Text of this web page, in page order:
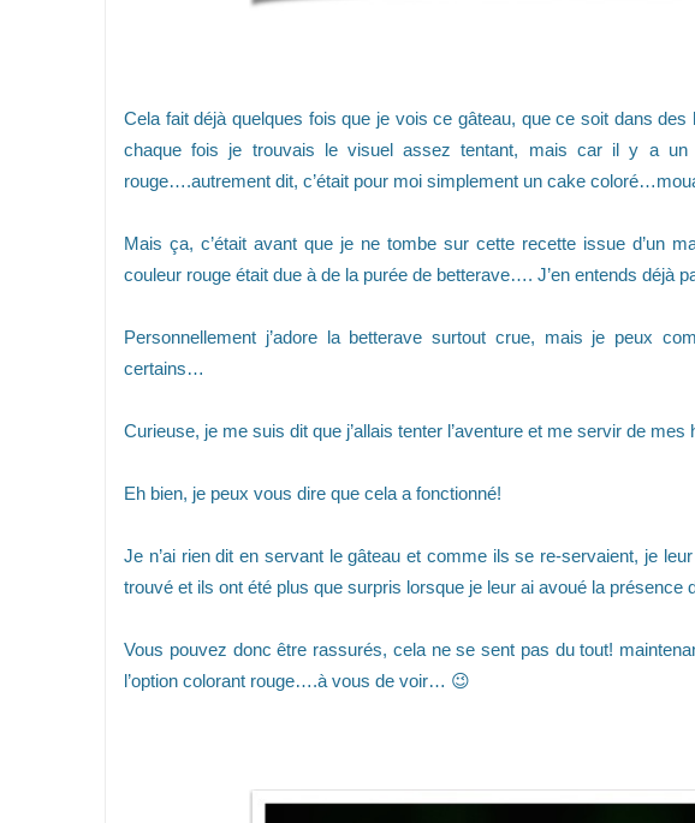
Cela fait déjà quelques fois que je vois ce gâteau, que ce soit dans
chaque fois je trouvais le visuel assez tentant, mais car il y a
rouge….autrement dit, c’était pour moi simplement un cake
Mais ça, c’était avant que je ne tombe sur cette recette issue d’un
couleur rouge était due à de la purée de betterave…. J’en entends déjà
Personnellement j’adore la betterave surtout crue, mais je peux
certains…
Curieuse, je me suis dit que j’allais tenter l’aventure et me servir de
Eh bien, je peux vous dire que cela a fonctionné!
Je n’ai rien dit en servant le gâteau et comme ils se re-servaient, je
trouvé et ils ont été plus que surpris lorsque je leur ai avoué la présence
Vous pouvez donc être rassurés, cela ne se sent pas du tout!
l’option colorant rouge….à vous de voir… 😉